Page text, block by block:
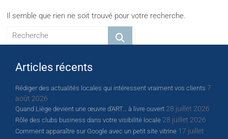
Il semble que rien ne soit trouvé pour votre recherche.
Articles récents
Rédiger des actualités locales qui intéressent vraiment vos clients 7
août 2026
Quand Liège devient une œuvre d’ART… à livre ouvert 28 juillet 2026
Rôle des clubs business dans votre visibilité locale 28 juillet 2026
Comment apparaître sur Google avec un petit site vitrine 17 juillet